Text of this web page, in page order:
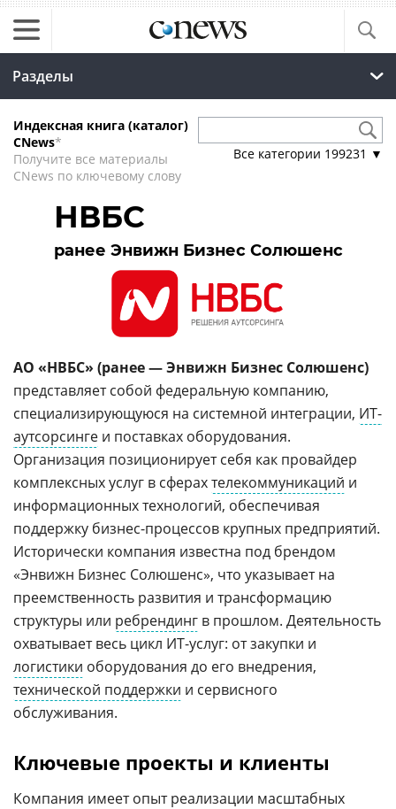
Разделы
Индексная книга (каталог)
CNews*
Получите все материалы
CNews по ключевому слову
Все категории 199231 ▼
НВБС
ранее Энвижн Бизнес Солюшенс
АО «НВБС» (ранее — Энвижн Бизнес Солюшенс)
представляет собой федеральную компанию,
специализирующуюся на системной интеграции, ИТ-
аутсорсинге и поставках оборудования.
Организация позиционирует себя как провайдер
комплексных услуг в сферахтелекоммуникаций и
информационных технологий, обеспечивая
поддержку бизнес-процессов крупных предприятий.
Исторически компания известна под брендом
«Энвижн Бизнес Солюшенс», что указывает на
преемственность развития и трансформацию
структуры или ребрендинг в прошлом. Деятельность
охватывает весь цикл ИТ-услуг: от закупки и
логистики оборудования до его внедрения,
технической поддержки и сервисного
обслуживания.
Ключевые проекты и клиенты
Компания имеет опыт реализации масштабных